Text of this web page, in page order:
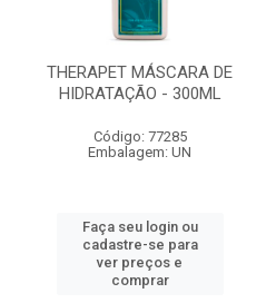
THERAPET MÁSCARA DE
HIDRATAÇÃO - 300ML
Código: 77285
Embalagem: UN
Faça seu login ou
cadastre-se para
ver preços e
comprar